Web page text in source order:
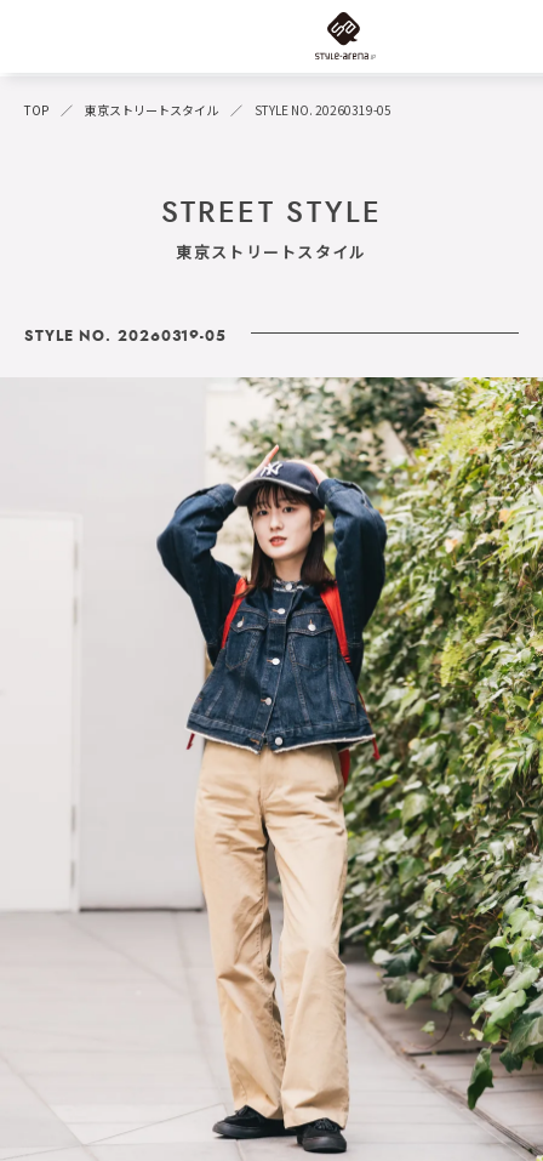
TOP 東京ストリートスタイル STYLE NO. 20260319-05
STREET STYLE
東京ストリートスタイル
STYLE NO. 20260319-05